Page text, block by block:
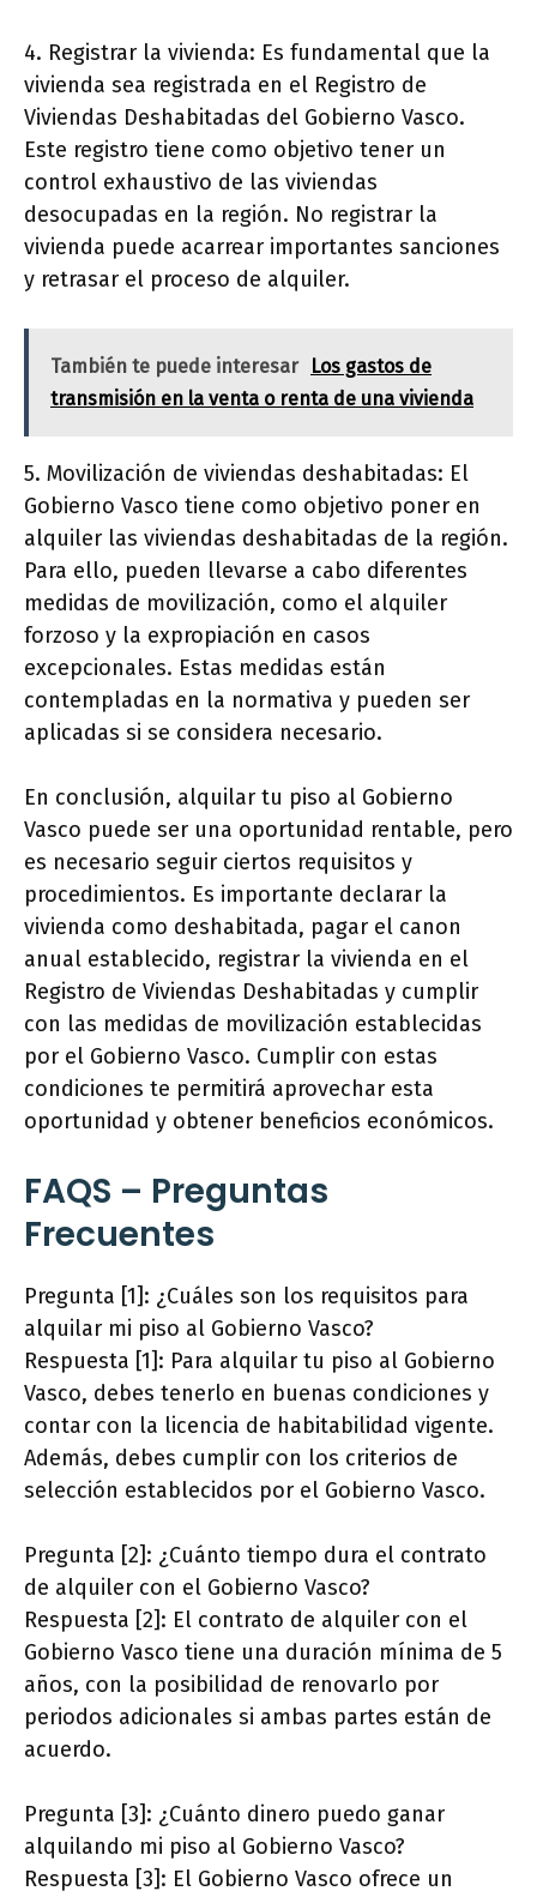
4. Registrar la vivienda: Es fundamental que la
vivienda sea registrada en el Registro de
Viviendas Deshabitadas del Gobierno Vasco.
Este registro tiene como objetivo tener un
control exhaustivo de las viviendas
desocupadas en la región. No registrar la
vivienda puede acarrear importantes sanciones
y retrasar el proceso de alquiler.
También te puede interesar
Los gastos de
transmisión en la venta o renta de una vivienda
5. Movilización de viviendas deshabitadas: El
Gobierno Vasco tiene como objetivo poner en
alquiler las viviendas deshabitadas de la región.
Para ello, pueden llevarse a cabo diferentes
medidas de movilización, como el alquiler
forzoso y la expropiación en casos
excepcionales. Estas medidas están
contempladas en la normativa y pueden ser
aplicadas si se considera necesario.
En conclusión, alquilar tu piso al Gobierno
Vasco puede ser una oportunidad rentable, pero
es necesario seguir ciertos requisitos y
procedimientos. Es importante declarar la
vivienda como deshabitada, pagar el canon
anual establecido, registrar la vivienda en el
Registro de Viviendas Deshabitadas y cumplir
con las medidas de movilización establecidas
por el Gobierno Vasco. Cumplir con estas
condiciones te permitirá aprovechar esta
oportunidad y obtener beneficios económicos.
FAQS – Preguntas
Frecuentes
Pregunta [1]: ¿Cuáles son los requisitos para
alquilar mi piso al Gobierno Vasco?
Respuesta [1]: Para alquilar tu piso al Gobierno
Vasco, debes tenerlo en buenas condiciones y
contar con la licencia de habitabilidad vigente.
Además, debes cumplir con los criterios de
selección establecidos por el Gobierno Vasco.
Pregunta [2]: ¿Cuánto tiempo dura el contrato
de alquiler con el Gobierno Vasco?
Respuesta [2]: El contrato de alquiler con el
Gobierno Vasco tiene una duración mínima de 5
años, con la posibilidad de renovarlo por
periodos adicionales si ambas partes están de
acuerdo.
Pregunta [3]: ¿Cuánto dinero puedo ganar
alquilando mi piso al Gobierno Vasco?
Respuesta [3]: El Gobierno Vasco ofrece un